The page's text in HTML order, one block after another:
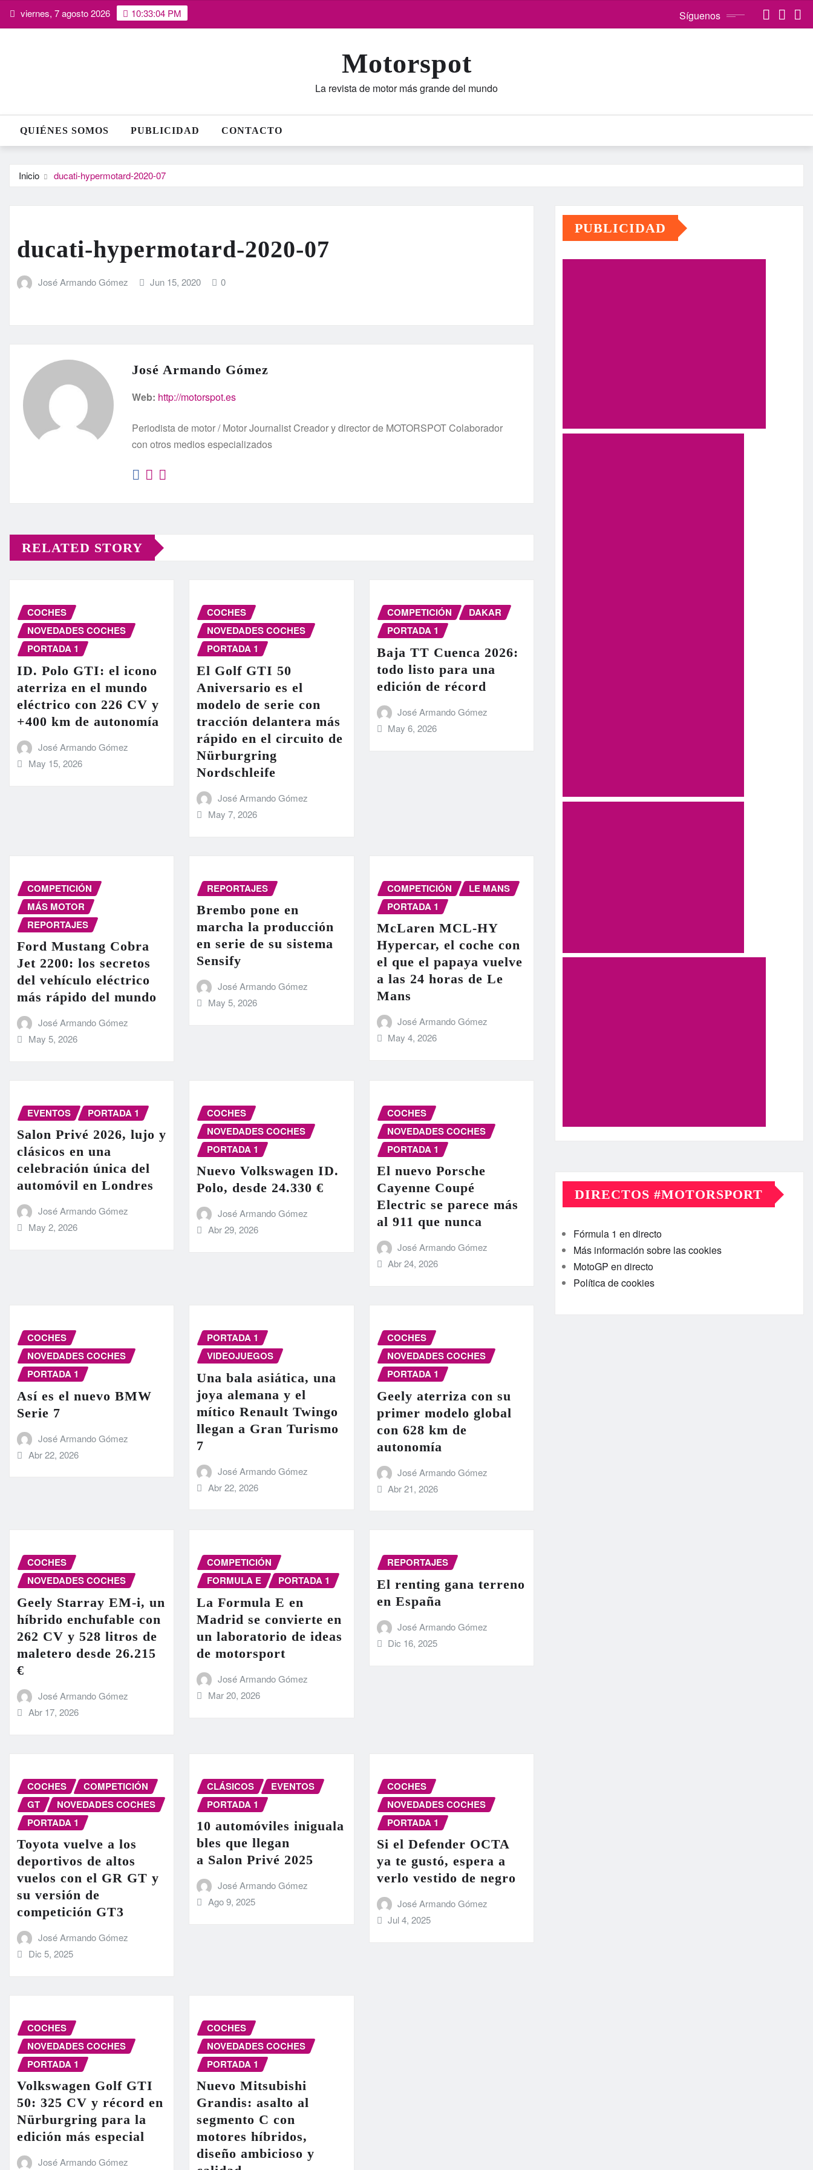
Saltar viernes, 7 agosto 2026 10:33:05 PM Síguenos
Motorspot
La revista de motor más grande del mundo
QUIÉNES SOMOS PUBLICIDAD CONTACTO
Inicio ducati-hypermotard-2020-07
ducati-hypermotard-2020-07
José Armando Gómez Jun 15, 2020 0
José Armando Gómez
Web: http://motorspot.es
Periodista de motor / Motor Journalist Creador y director de MOTORSPOT Colaborador
con otros medios especializados
RELATED STORY
COCHES
NOVEDADES COCHES
PORTADA 1
ID. Polo GTI: el icono
aterriza en el mundo
eléctrico con 226 CV y
+400 km de autonomía
José Armando Gómez
May 15, 2026
COCHES
NOVEDADES COCHES
PORTADA 1
El Golf GTI 50
Aniversario es el
modelo de serie con
tracción delantera más
rápido en el circuito de
Nürburgring
Nordschleife
José Armando Gómez
May 7, 2026
COMPETICIÓN
DAKAR
PORTADA 1
Baja TT Cuenca 2026:
todo listo para una
edición de récord
José Armando Gómez
May 6, 2026
COMPETICIÓN
MÁS MOTOR
REPORTAJES
Ford Mustang Cobra
Jet 2200: los secretos
del vehículo eléctrico
más rápido del mundo
José Armando Gómez
May 5, 2026
REPORTAJES
Brembo pone en
marcha la producción
en serie de su sistema
Sensify
José Armando Gómez
May 5, 2026
COMPETICIÓN
LE MANS
PORTADA 1
McLaren MCL-HY
Hypercar, el coche con
el que el papaya vuelve
a las 24 horas de Le
Mans
José Armando Gómez
May 4, 2026
EVENTOS PORTADA 1
Salon Privé 2026, lujo y
clásicos en una
celebración única del
automóvil en Londres
José Armando Gómez
May 2, 2026
COCHES
NOVEDADES COCHES
PORTADA 1
Nuevo Volkswagen ID.
Polo, desde 24.330 €
José Armando Gómez
Abr 29, 2026
COCHES
NOVEDADES COCHES
PORTADA 1
El nuevo Porsche
Cayenne Coupé
Electric se parece más
al 911 que nunca
José Armando Gómez
Abr 24, 2026
COCHES
NOVEDADES COCHES
PORTADA 1
Así es el nuevo BMW
Serie 7
José Armando Gómez
Abr 22, 2026
PORTADA 1
VIDEOJUEGOS
Una bala asiática, una
joya alemana y el
mítico Renault Twingo
llegan a Gran Turismo
7
José Armando Gómez
Abr 22, 2026
COCHES
NOVEDADES COCHES
PORTADA 1
Geely aterriza con su
primer modelo global
con 628 km de
autonomía
José Armando Gómez
Abr 21, 2026
COCHES
NOVEDADES COCHES
Geely Starray EM-i, un
híbrido enchufable con
262 CV y 528 litros de
maletero desde 26.215
€
José Armando Gómez
Abr 17, 2026
COMPETICIÓN
FORMULA E
PORTADA 1
La Formula E en
Madrid se convierte en
un laboratorio de ideas
de motorsport
José Armando Gómez
Mar 20, 2026
REPORTAJES
El renting gana terreno
en España
José Armando Gómez
Dic 16, 2025
COCHES
COMPETICIÓN
GT
NOVEDADES COCHES
PORTADA 1
Toyota vuelve a los
deportivos de altos
vuelos con el GR GT y
su versión de
competición GT3
José Armando Gómez
Dic 5, 2025
CLÁSICOS
EVENTOS
PORTADA 1
10 automóviles iniguala
bles que llegan
a Salon Privé 2025
José Armando Gómez
Ago 9, 2025
COCHES
NOVEDADES COCHES
PORTADA 1
Si el Defender OCTA
ya te gustó, espera a
verlo vestido de negro
José Armando Gómez
Jul 4, 2025
COCHES
NOVEDADES COCHES
PORTADA 1
Volkswagen Golf GTI
50: 325 CV y récord en
Nürburgring para la
edición más especial
José Armando Gómez
COCHES
NOVEDADES COCHES
PORTADA 1
Nuevo Mitsubishi
Grandis: asalto al
segmento C con
motores híbridos,
diseño ambicioso y
PUBLICIDAD
DIRECTOS #MOTORSPORT
Fórmula 1 en directo
Más información sobre las cookies
MotoGP en directo
Política de cookies